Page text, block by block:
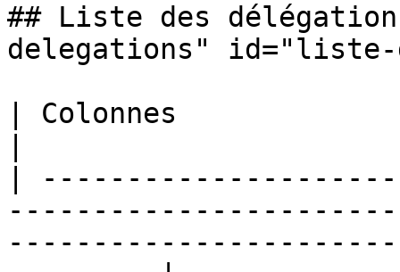
## Liste des
delegations" id="liste-
| Colonnes
|